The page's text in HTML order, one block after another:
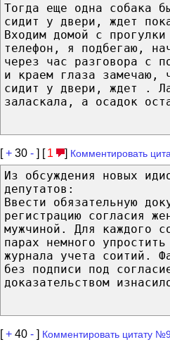
Тогда еще одна собака
сидит у двери, ждет
Входим домой с
телефон, я подбегаю,
через час разговора с
и краем глаза замечаю,
сидит у двери, ждет .
заласкала, а осадок
[+ 30 - ] [ 1 ] Комментировать
Из обсуждения новых
депутатов:
Ввести обязательную
регистрацию согласия
мужчиной. Для каждого
парах немного
журнала учета соитий.
без подписи под
доказательством
[+ 40 - ] Комментировать цитату